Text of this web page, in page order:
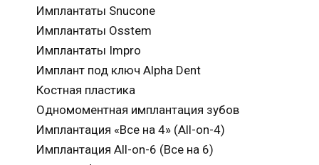
Имплантаты Snucone
Имплантаты Osstem
Имплантаты Impro
Имплант под ключ Alpha Dent
Костная пластика
Одномоментная имплантация зубов
Имплантация «Все на 4» (All-on-4)
Имплантация All-on-6 (Все на 6)